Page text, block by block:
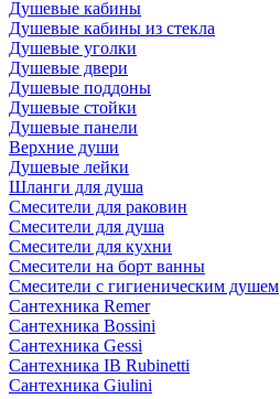
Душевые кабины
Душевые кабины из стекла
Душевые уголки
Душевые двери
Душевые поддоны
Душевые стойки
Душевые панели
Верхние души
Душевые лейки
Шланги для душа
Смесители для раковин
Смесители для душа
Смесители для кухни
Смесители на борт ванны
Смесители с гигиеническим душем
Сантехника Remer
Сантехника Bossini
Сантехника Gessi
Сантехника IB Rubinetti
Сантехника Giulini